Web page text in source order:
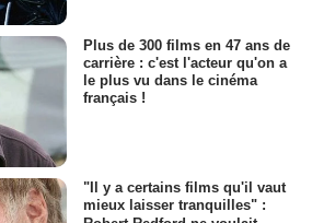
Plus de 300 films en 47 ans de
carrière : c'est l'acteur qu'on a
le plus vu dans le cinéma
français !
"Il y a certains films qu'il vaut
mieux laisser tranquilles" :